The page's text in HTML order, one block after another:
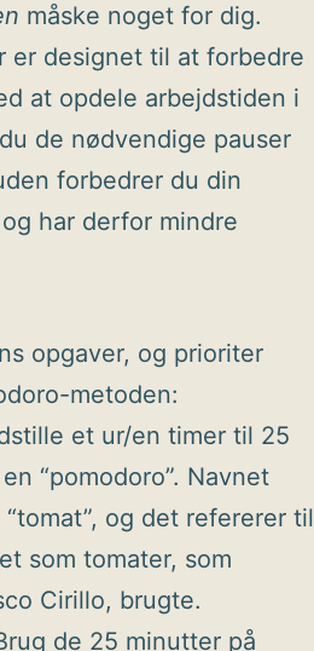
måske noget for dig.
er designet til at forbedre
at opdele arbejdstiden i
de nødvendige pauser
forbedrer du din
har derfor mindre
opgaver, og prioriter
metoden:
et ur/en timer til 25
“pomodoro”. Navnet
og det refererer til
som tomater, som
Cirillo, brugte.
de 25 minutter på